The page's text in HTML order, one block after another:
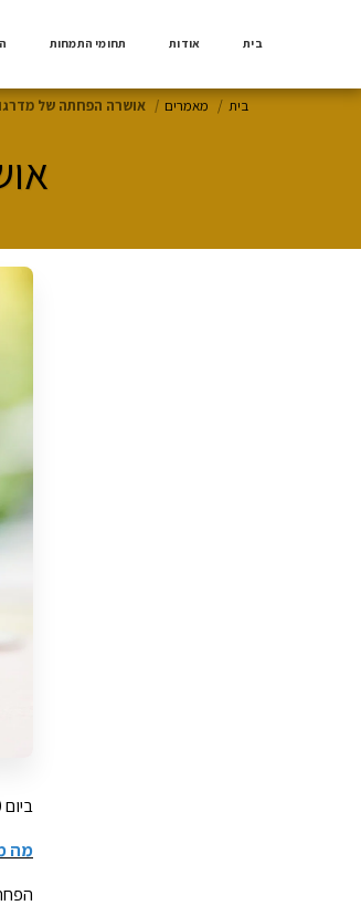
בית אודות תחומי התמחות
בית מאמרים אושרה הפחתה של
ביום 29.7.20 אישרה הכנסת תיקון לחוק מיסוי מקרקעין (שבח ורכישה), התשכ"ג- 1963 (להלן: "החוק").
מה